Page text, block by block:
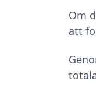
Om
att